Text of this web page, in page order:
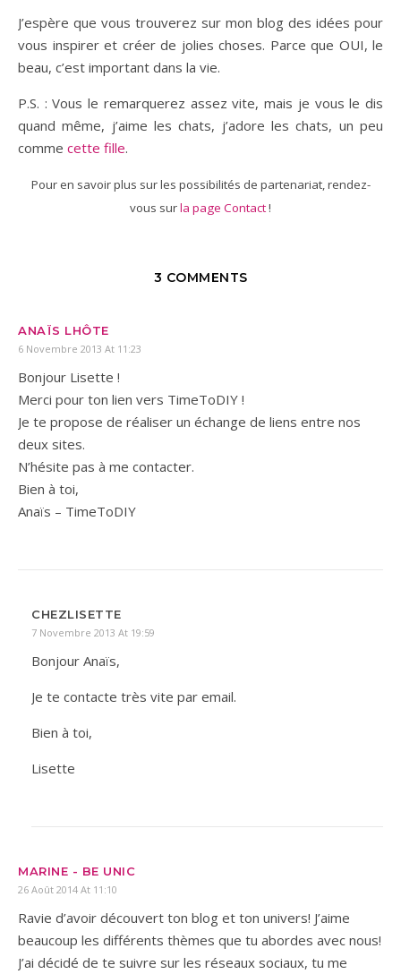
J’espère que vous trouverez sur mon blog des idées pour
vous inspirer et créer de jolies choses. Parce que OUI, le
beau, c’est important dans la vie.
P.S. : Vous le remarquerez assez vite, mais je vous le dis
quand même, j’aime les chats, j’adore les chats, un peu
comme cette fille.
Pour en savoir plus sur les possibilités de partenariat, rendez-
vous surla page Contact!
3 COMMENTS
ANAÏS LHÔTE
6 Novembre 2013 At 11:23
Bonjour Lisette !
Merci pour ton lien vers TimeToDIY !
Je te propose de réaliser un échange de liens entre nos
deux sites.
N’hésite pas à me contacter.
Bien à toi,
Anaïs – TimeToDIY
CHEZLISETTE
7 Novembre 2013 At 19:59
Bonjour Anaïs,
Je te contacte très vite par email.
Bien à toi,
Lisette
MARINE - BE UNIC
26 Août 2014 At 11:10
Ravie d’avoir découvert ton blog et ton univers! J’aime
beaucoup les différents thèmes que tu abordes avec nous!
J’ai décidé de te suivre sur les réseaux sociaux, tu me